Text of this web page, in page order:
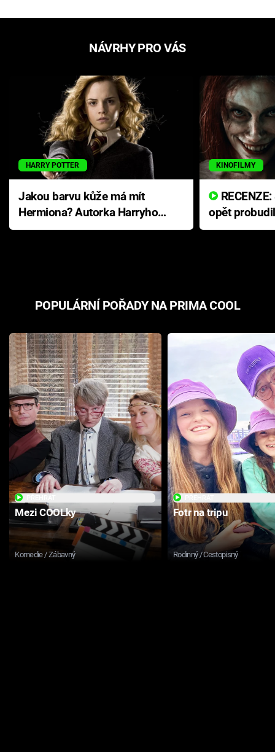
NÁVRHY PRO VÁS
HARRY POTTER
Jakou barvu kůže má mít
Hermiona? Autorka Harryho
Pottera přišla s ráznou
KINOFILMY
opět
přichází s
POPULÁRNÍ POŘADY NA PRIMA COOL
Mezi COOLky
Komedie / Zábavný
Fotr na tripu
Rodinný / Cestopisný